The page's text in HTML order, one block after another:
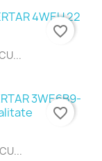
favorite_border
favorite_border